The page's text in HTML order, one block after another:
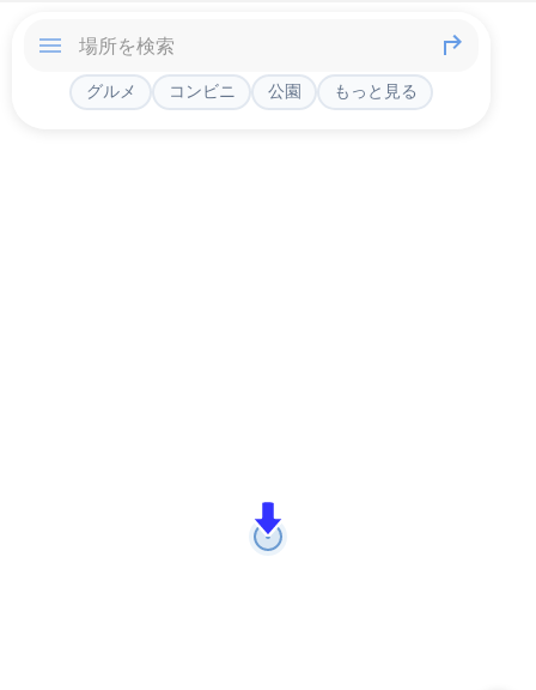
グルメ コンビニ 公園 もっと見る